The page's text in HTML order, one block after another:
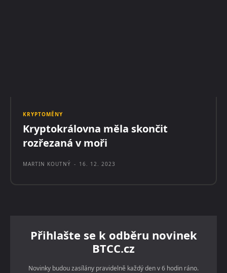
KRYPTOMĚNY
Kryptokrálovna měla skončit
rozřezaná v moři
MARTIN KOUTNÝ - 16. 12. 2023
Přihlašte se k odběru novinek
BTCC.cz
Novinky budou zasílány pravidelně každý den v 6 hodin ráno.